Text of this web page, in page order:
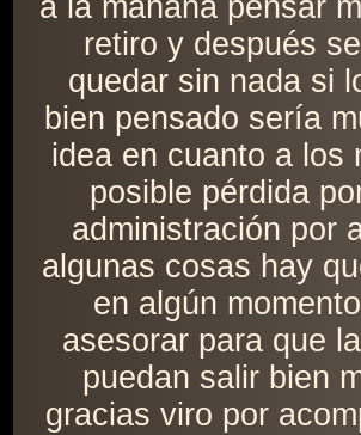
a la mañana pensar
retiro y después
quedar sin nada si
bien pensado sería
idea en cuanto a los
posible pérdida
administración por
algunas cosas hay
en algún
asesorar para que
puedan salir bien
gracias viro por